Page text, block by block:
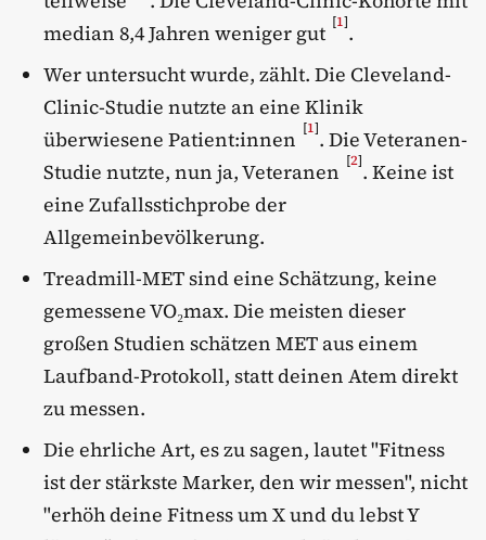
median 8,4 Jahren weniger gut [1].
Wer untersucht wurde, zählt. Die Cleveland-
Clinic-Studie nutzte an eine Klinik
überwiesene Patient:innen [1]. Die Veteranen-
Studie nutzte, nun ja, Veteranen [2]. Keine ist
eine Zufallsstichprobe der
Allgemeinbevölkerung.
Treadmill-MET sind eine Schätzung, keine
gemessene VO₂max. Die meisten dieser
großen Studien schätzen MET aus einem
Laufband-Protokoll, statt deinen Atem direkt
zu messen.
Die ehrliche Art, es zu sagen, lautet "Fitness
ist der stärkste Marker, den wir messen", nicht
"erhöh deine Fitness um X und du lebst Y